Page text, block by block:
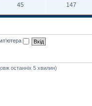
45 147
останніх 5 хвилин)